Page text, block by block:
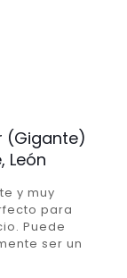
(Gigante)
León
y muy
para
Puede
ser un